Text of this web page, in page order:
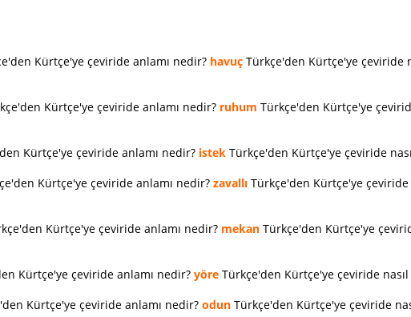
Kürtçe'ye çeviride anlamı nedir? havuç Türkçe'den Kürtçe'ye çeviride
Kürtçe'ye çeviride anlamı nedir? ruhum Türkçe'den Kürtçe'ye
Kürtçe'ye çeviride anlamı nedir? istek Türkçe'den Kürtçe'ye çeviride
Kürtçe'ye çeviride anlamı nedir? zavallı Türkçe'den Kürtçe'ye çeviride
Kürtçe'ye çeviride anlamı nedir? mekan Türkçe'den Kürtçe'ye
Kürtçe'ye çeviride anlamı nedir? yöre Türkçe'den Kürtçe'ye çeviride
Kürtçe'ye çeviride anlamı nedir? odun Türkçe'den Kürtçe'ye çeviride